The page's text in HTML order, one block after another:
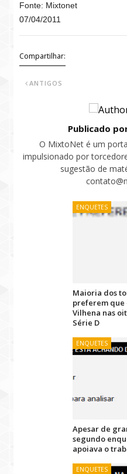
Fonte: Mixtonet
07/04/2011
Compartilhar:
ANTIGOS
Publicado
O MixtoNet é um
impulsionado por
sugestão de
ENQUETES
Maioria dos
preferem que
Vilhena nas
Série D
ENQUETES
Apesar de
segundo
apoiava o
ENQUETES